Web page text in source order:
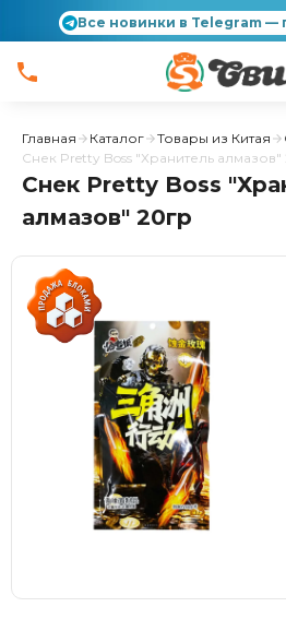
Все новинки в Telegram —
Главная Каталог Товары из Китая
Снек Pretty Boss "Хранитель алмазов"
Снек Pretty Boss
алмазов" 20гр